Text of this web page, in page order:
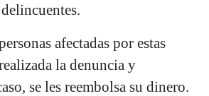
afectadas por estas
la denuncia y
se les reembolsa su dinero.